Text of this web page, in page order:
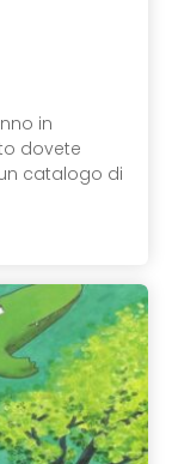
in
dovete
catalogo di